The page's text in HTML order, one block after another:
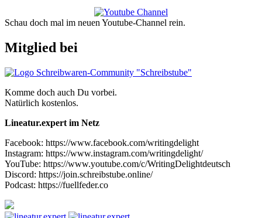
Schau doch mal im neuen Youtube-Channel rein.
Mitglied bei
Komme doch auch Du vorbei.
Natürlich kostenlos.
Lineatur.expert im Netz
Facebook: https://www.facebook.com/writingdelight
Instagram: https://www.instagram.com/writingdelight/
YouTube: https://www.youtube.com/c/WritingDelightdeutsch
Discord: https://join.schreibstube.online/
Podcast: https://fuellfeder.co